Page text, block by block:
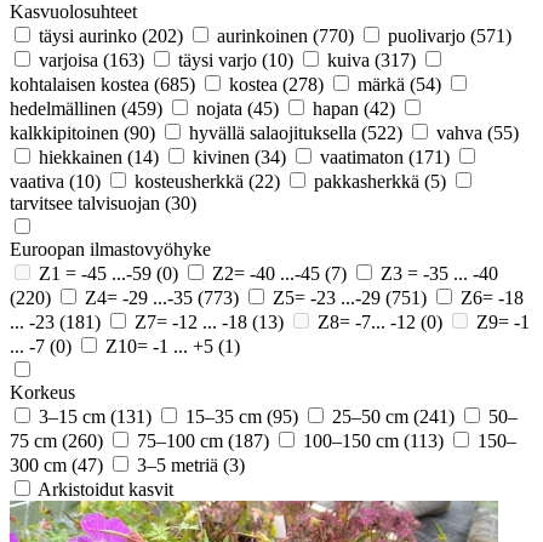
Kasvuolosuhteet
täysi aurinko (202) aurinkoinen (770) puolivarjo (571)
varjoisa (163) täysi varjo (10) kuiva (317)
kohtalaisen kostea (685) kostea (278) märkä (54)
hedelmällinen (459) nojata (45) hapan (42)
kalkkipitoinen (90) hyvällä salaojituksella (522) vahva (55)
hiekkainen (14) kivinen (34) vaatimaton (171)
vaativa (10) kosteusherkkä (22) pakkasherkkä (5)
tarvitsee talvisuojan (30)
Euroopan ilmastovyöhyke
Z1 = -45 ...-59 (0) Z2= -40 ...-45 (7)
Z3 = -35 ... -40
(220)
Z4= -29 ...-35 (773) Z5= -23 ...-29 (751)
Z6= -18
... -23 (181) Z7= -12 ... -18 (13) Z8= -7... -12 (0)
Z9= -1
... -7 (0) Z10= -1 ... +5 (1)
Korkeus
3–15 cm (131) 15–35 cm (95) 25–50 cm (241)
50–
75 cm (260) 75–100 cm (187) 100–150 cm (113)
150–
300 cm (47) 3–5 metriä (3)
Arkistoidut kasvit